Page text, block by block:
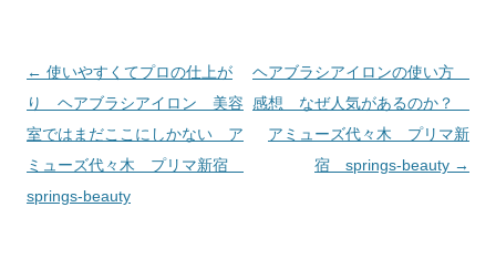
投
稿
ナ
ビ
ゲ
← 使いやすくてプロの仕上が
り ヘアブラシアイロン 美容
室ではまだここにしかない ア
ミューズ代々木 プリマ新宿
springs-beauty
ヘアブラシアイロンの使い方
感想 なぜ人気があるのか？
アミューズ代々木 プリマ新
宿 springs-beauty →